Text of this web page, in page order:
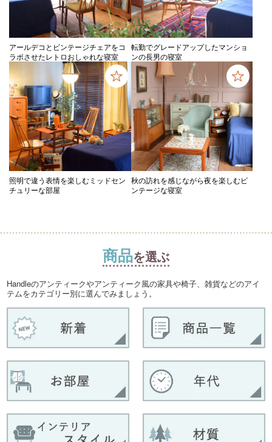
アールデコとビンテージチェアをコ
ラボさせたレトロおしゃれな寝室
転勤でグレードアップしたマンショ
ンの長男の寝室
照明で違う表情を楽しむミッドセン
チュリーな部屋
秋の訪れを感じながら夜を楽しむビ
ンテージな寝室
商品を選ぶ
Handleのアンティークやアンティーク風の家具や椅子、雑貨などのアイ
テムをカテゴリー別に選んでみましょう。